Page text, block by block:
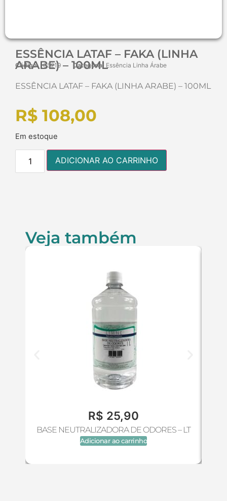
ESSÊNCIA LATAF – FAKA (LINHA
ARABE) – 100ML
Código:105219 Categoria: Essência Linha Árabe
ESSÊNCIA LATAF – FAKA (LINHA ARABE) – 100ML
R$ 108,00
Em estoque
ADICIONAR AO CARRINHO
Veja também
R$ 25,90
BASE NEUTRALIZADORA DE ODORES – LT
Adicionar ao carrinho